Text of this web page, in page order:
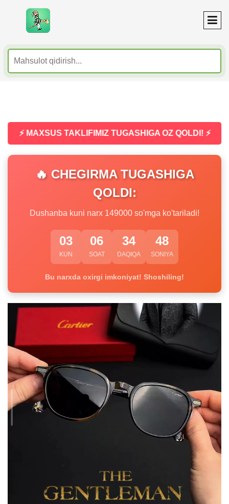
⚡ MAXSUS TAKLIFIMIZ TUGASHIGA OZ QOLDI! ⚡
🔥 CHEGIRMA TUGASHIGA
QOLDI:
Dushanba kuni narx 149000 so'mga ko'tariladi!
03
KUN
06
SOAT
34
DAQIQA
47
SONIYA
Bu narxda oxirgi imkoniyat! Shoshiling!